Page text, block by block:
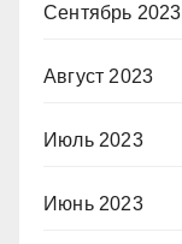
Сентябрь 2023
Август 2023
Июль 2023
Июнь 2023